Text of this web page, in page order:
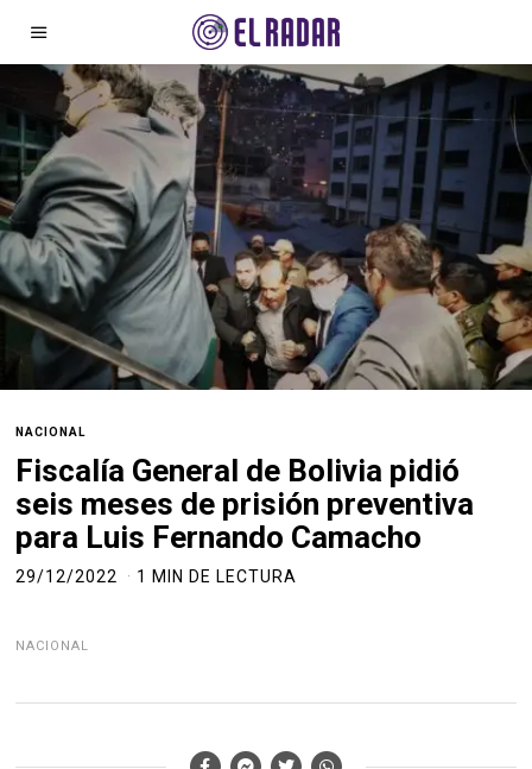
NACIONAL
Fiscalía General de Bolivia pidió
seis meses de prisión preventiva
para Luis Fernando Camacho
29/12/2022 1 MIN DE LECTURA
NACIONAL